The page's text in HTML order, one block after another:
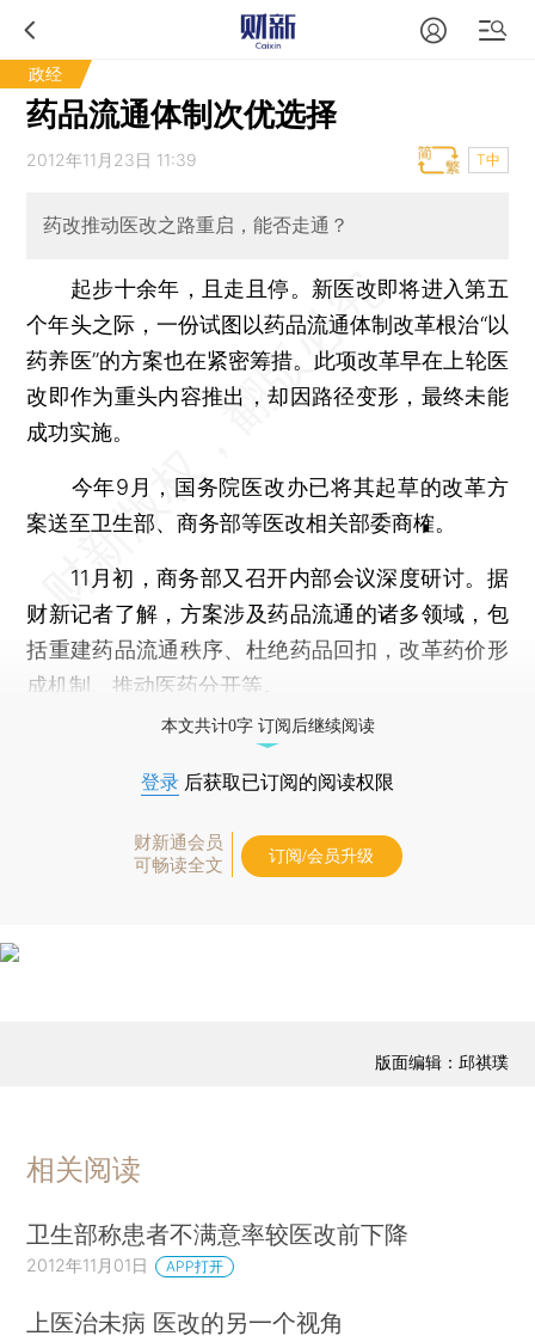
政经
药品流通体制次优选择
2012年11月23日 11:39 T中
药改推动医改之路重启，能否走通？
起步十余年，且走且停。新医改即将进入第五
个年头之际，一份试图以药品流通体制改革根治“以
药养医”的方案也在紧密筹措。此项改革早在上轮医
改即作为重头内容推出，却因路径变形，最终未能
成功实施。
今年9月，国务院医改办已将其起草的改革方
案送至卫生部、商务部等医改相关部委商榷。
11月初，商务部又召开内部会议深度研讨。据
财新记者了解，方案涉及药品流通的诸多领域，包
括重建药品流通秩序、杜绝药品回扣，改革药价形
成机制、推动医药分开等。
本文共计0字 订阅后继续阅读
登录 后获取已订阅的阅读权限
财新通会员
可畅读全文
订阅/会员升级
版面编辑：邱祺璞
相关阅读
卫生部称患者不满意率较医改前下降
2012年11月01日 APP打开
上医治未病 医改的另一个视角